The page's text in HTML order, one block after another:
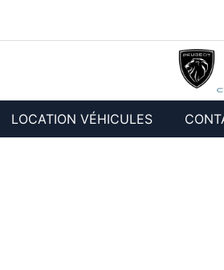
LOCATION VÉHICULES